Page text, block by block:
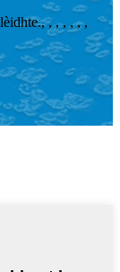
, , , , , , ,